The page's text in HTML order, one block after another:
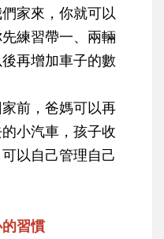
家來，你就可以
練習帶一、兩輛
再增加車子的數
前，爸媽可以再
小汽車，孩子收
以自己管理自己
習慣